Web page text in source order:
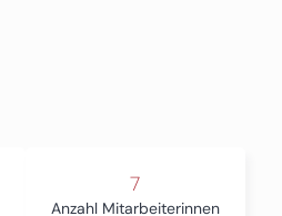
7
Anzahl Mitarbeiterinnen